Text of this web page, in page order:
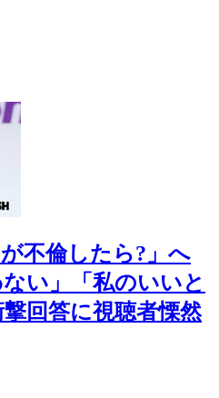
不倫したら?」へ
ない」「私のいいと
回答に視聴者慄然